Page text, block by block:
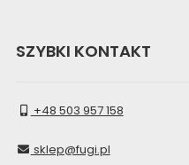
SZYBKI KONTAKT
+48 503 957 158
sklep@fugi.pl